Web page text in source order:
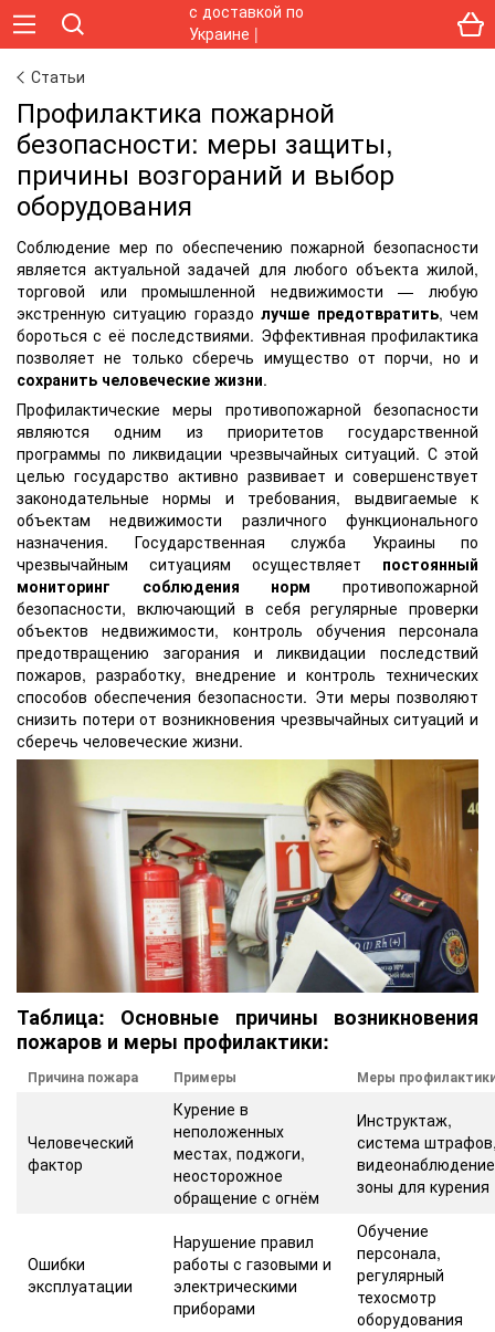
Статьи
Профилактика пожарной
безопасности: меры защиты,
причины возгораний и выбор
оборудования
Соблюдение мер по обеспечению пожарной безопасности
является актуальной задачей для любого объекта жилой,
торговой или промышленной недвижимости — любую
экстренную ситуацию гораздолучше предотвратить, чем
бороться с её последствиями. Эффективная профилактика
позволяет не только сберечь имущество от порчи, но и
сохранить человеческие жизни.
Профилактические меры противопожарной безопасности
являются одним из приоритетов государственной
программы по ликвидации чрезвычайных ситуаций. С этой
целью государство активно развивает и совершенствует
законодательные нормы и требования, выдвигаемые к
объектам недвижимости различного функционального
назначения. Государственная служба Украины по
чрезвычайным ситуациям осуществляет постоянный
мониторинг соблюдения норм противопожарной
безопасности, включающий в себя регулярные проверки
объектов недвижимости, контроль обучения персонала
предотвращению загорания и ликвидации последствий
пожаров, разработку, внедрение и контроль технических
способов обеспечения безопасности. Эти меры позволяют
снизить потери от возникновения чрезвычайных ситуаций и
сберечь человеческие жизни.
Таблица: Основные причины возникновения
пожаров и меры профилактики:
Причина пожара Примеры Меры
Человеческий
фактор
Курение в
неположенных
местах, поджоги,
неосторожное
обращение с огнём
Инструктаж,
система
зоны для курения
Ошибки
эксплуатации
Нарушение правил
работы с газовыми и
электрическими
приборами
Обучение
персонала,
регулярный
техосмотр
оборудования